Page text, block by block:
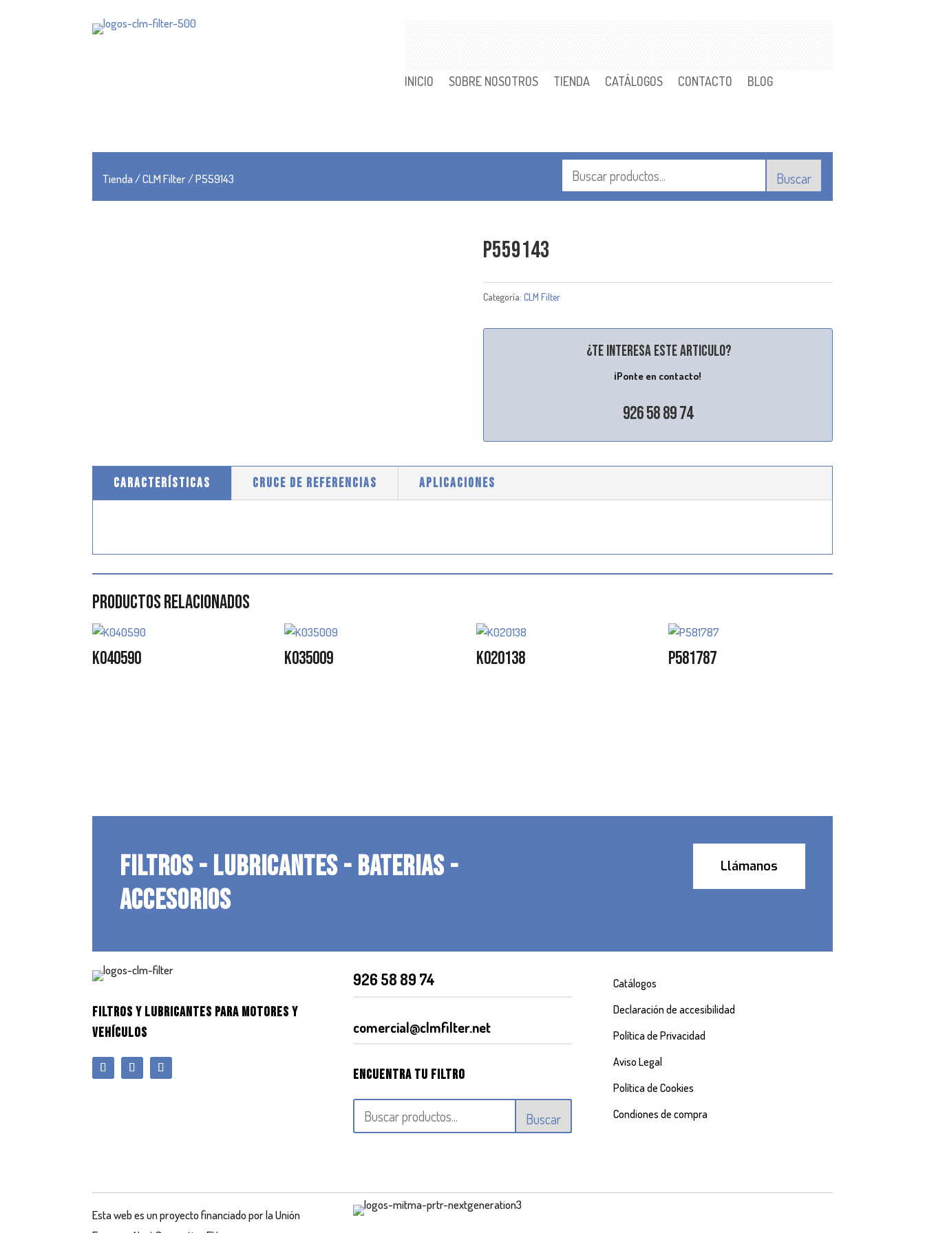
INICIO SOBRE NOSOTROS TIENDA CATÁLOGOS CONTACTO BLOG
Tienda/CLM Filter/ P559143 Buscar
P559143
Categoría: CLM Filter
¿Te interesa este articulo?
¡Ponte en contacto!
926 58 89 74
CARACTERÍSTICAS CRUCE DE REFERENCIAS APLICACIONES
Productos relacionados
K040590 K035009 K020138 P581787
FILTROS - LUBRICANTES - BATERIAS -
ACCESORIOS
Llámanos
FILTROS Y LUBRICANTES PARA MOTORES Y
VEHÍCULOS
926 58 89 74
comercial@clmfilter.net
Encuentra tu filtro
Buscar
Catálogos
Declaración de accesibilidad
Política de Privacidad
Aviso Legal
Política de Cookies
Condiones de compra
Esta web es un proyecto financiado por la Unión